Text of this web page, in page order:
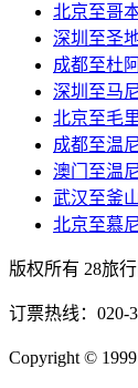
北京至哥
深圳至圣
成都至杜
深圳至马
北京至毛
成都至温
澳门至温
武汉至釜
北京至慕
版权所有 28旅行
订票热线：020-
Copyright ©